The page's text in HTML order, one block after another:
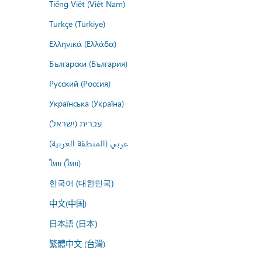
Tiếng Việt (Việt Nam)
Türkçe (Türkiye)
Ελληνικά (Ελλάδα)
Български (България)
Русский (Россия)
Українська (Україна)
עברית (ישראל)
عربي (المنطقة العربية)
ไทย (ไทย)
한국어 (대한민국)
中文(中国)
日本語 (日本)
繁體中文 (台灣)